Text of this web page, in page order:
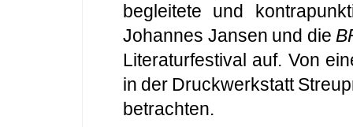
begleitete und
Johannes Jansen und die
Literaturfestival auf. Von
in der Druckwerkstatt
betrachten.